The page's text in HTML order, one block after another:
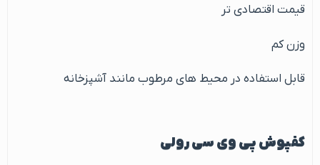
قیمت اقتصادی تر
وزن کم
قابل استفاده در محیط های مرطوب مانند آشپزخانه
کفپوش پی وی سی رولی